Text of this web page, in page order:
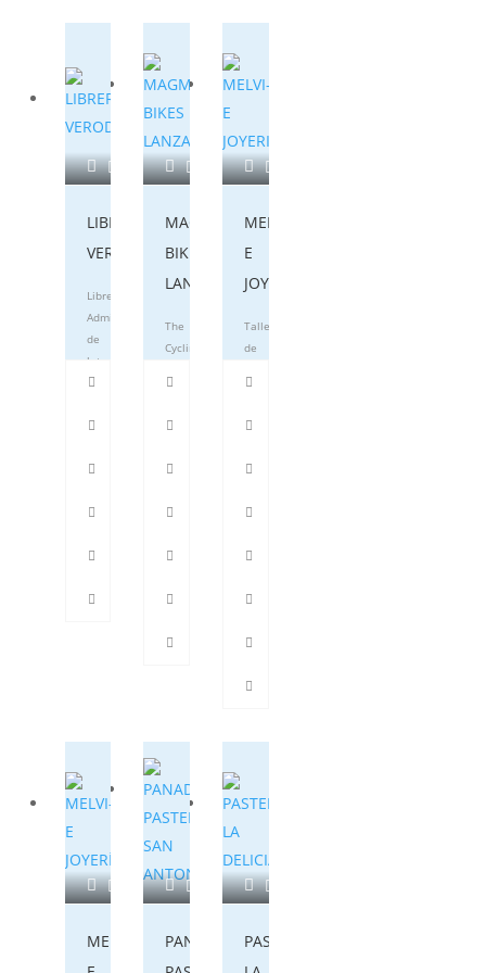
LIBRERÍA
VERODE
Librería-
Administración
de
loterías
Tías
928834035
MAGMA
BIKES
LANZAROTE
The
Cycling
Tías
928832504
MELVI-
E
JOYERIAS
Taller
de
y
en
Tías
928833390
MELVI-
PANADERIAPASTELERÍA